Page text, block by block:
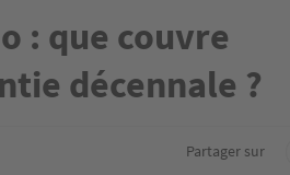
: que couvre
décennale ?
Partager sur